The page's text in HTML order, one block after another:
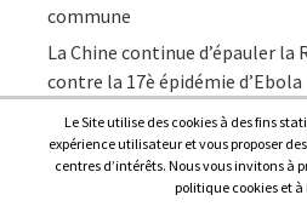
commune
La Chine continue d’épauler la
contre la 17è épidémie d’Ebola
Le Site utilise des cookies à des fins
expérience utilisateur et vous proposer
centres d’intérêts. Nous vous invitons à
politique cookies et à